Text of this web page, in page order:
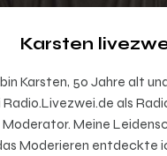
Karsten
Karsten, 50 Jahre alt
Radio.Livezwei.de als
Moderator. Meine
Moderieren entdeckte